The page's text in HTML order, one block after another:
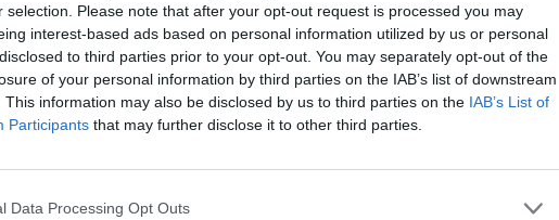
selection. Please note that after your opt-out request is processed you may
interest-based ads based on personal information utilized by us or personal
to third parties prior to your opt-out. You may separately opt-out of the
of your personal information by third parties on the IAB’s list of downstream
This information may also be disclosed by us to third parties on the IAB’s List of
Participants that may further disclose it to other third parties.
Data Processing Opt Outs